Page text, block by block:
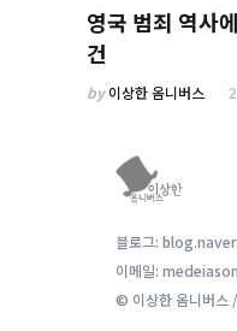
영국 범죄 역사
건
by이상한 옴니버스
블로그:
이메일:
© 이상한 옴니버스 /